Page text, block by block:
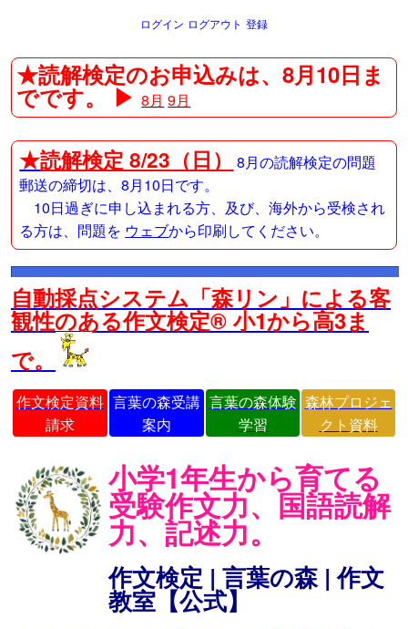
ログイン ログアウト 登録
★読解検定のお申込みは、8月10日ま
でです。 ▶8月 9月
★読解検定 8/23（日）
8月の読解検定の問題
郵送の締切は、8月10日です。
10日過ぎに申し込まれる方、及び、海外から受検され
る方は、問題を ウェブから印刷してください。
自動採点システム「森リン」による客
観性のある作文検定® 小1から高3ま
で。
作文検定資料
請求
言葉の森受講
案内
言葉の森体験
学習
森林プロジェ
クト資料
小学1年生から育てる
受験作文力、国語読解
力、記述力。
作文検定 | 言葉の森 | 作文
教室【公式】